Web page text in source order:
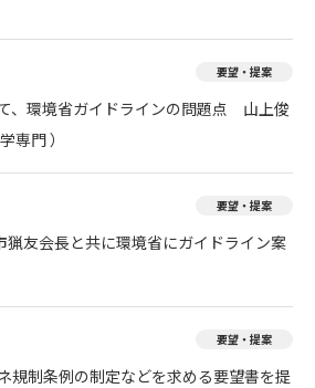
要望・提案
、環境省ガイドラインの問題点 山上俊
専門 ）
要望・提案
友会長と共に環境省にガイドライン案
要望・提案
規制条例の制定などを求める要望書を提